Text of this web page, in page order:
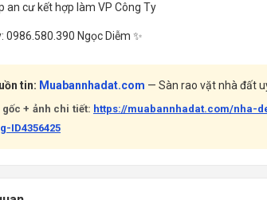
an cư kết hợp làm VP Công Ty
0986.580.390 Ngọc Diễm ✨
tin: Muabannhadat.com — Sàn rao vặt nhà đất
gốc + ảnh chi tiết: https://muabannhadat.com/nha-
ID4356425